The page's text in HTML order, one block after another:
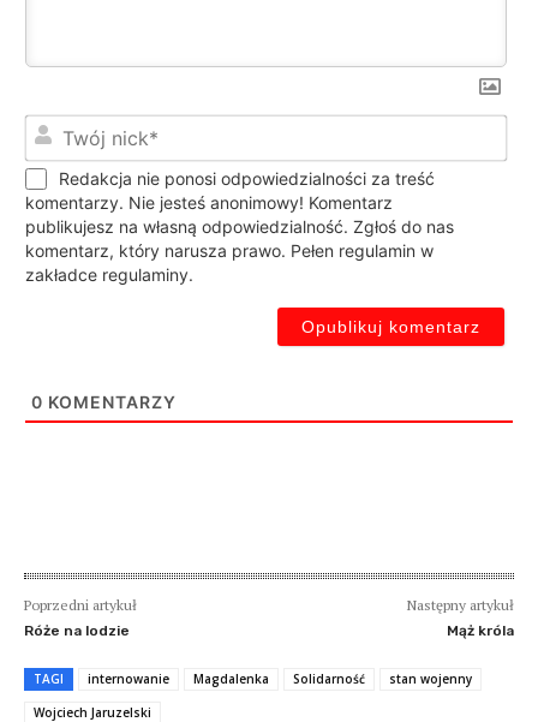
Redakcja nie ponosi odpowiedzialności za treść
komentarzy. Nie jesteś anonimowy! Komentarz
publikujesz na własną odpowiedzialność. Zgłoś do nas
komentarz, który narusza prawo. Pełen regulamin w
zakładce regulaminy.
0 KOMENTARZY
Poprzedni artykuł
Róże na lodzie
Następny artykuł
Mąż króla
TAGI internowanie Magdalenka Solidarność
stan wojenny
Wojciech Jaruzelski